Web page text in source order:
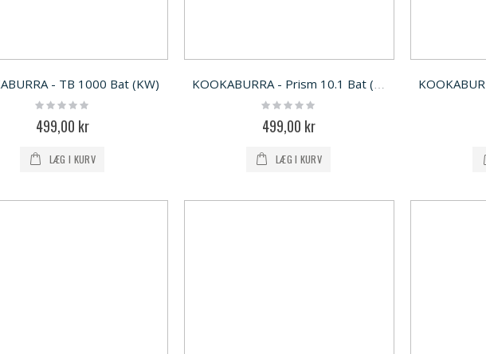
- TB 1000 Bat (KW)
Rating:
499,00 kr
LÆG I KURV
Rating:
499,00 kr
LÆG I KURV